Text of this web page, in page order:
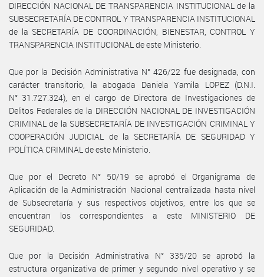
DIRECCIÓN NACIONAL DE TRANSPARENCIA INSTITUCIONAL de la
SUBSECRETARÍA DE CONTROL Y TRANSPARENCIA INSTITUCIONAL
de la SECRETARÍA DE COORDINACIÓN, BIENESTAR, CONTROL Y
TRANSPARENCIA INSTITUCIONAL de este Ministerio.
Que por la Decisión Administrativa N° 426/22 fue designada, con
carácter transitorio, la abogada Daniela Yamila LOPEZ (D.N.I.
N° 31.727.324), en el cargo de Directora de Investigaciones de
Delitos Federales de la DIRECCIÓN NACIONAL DE INVESTIGACIÓN
CRIMINAL de la SUBSECRETARÍA DE INVESTIGACIÓN CRIMINAL Y
COOPERACIÓN JUDICIAL de la SECRETARÍA DE SEGURIDAD Y
POLÍTICA CRIMINAL de este Ministerio.
Que por el Decreto N° 50/19 se aprobó el Organigrama de
Aplicación de la Administración Nacional centralizada hasta nivel
de Subsecretaría y sus respectivos objetivos, entre los que se
encuentran los correspondientes a este MINISTERIO DE
SEGURIDAD.
Que por la Decisión Administrativa N° 335/20 se aprobó la
estructura organizativa de primer y segundo nivel operativo y se